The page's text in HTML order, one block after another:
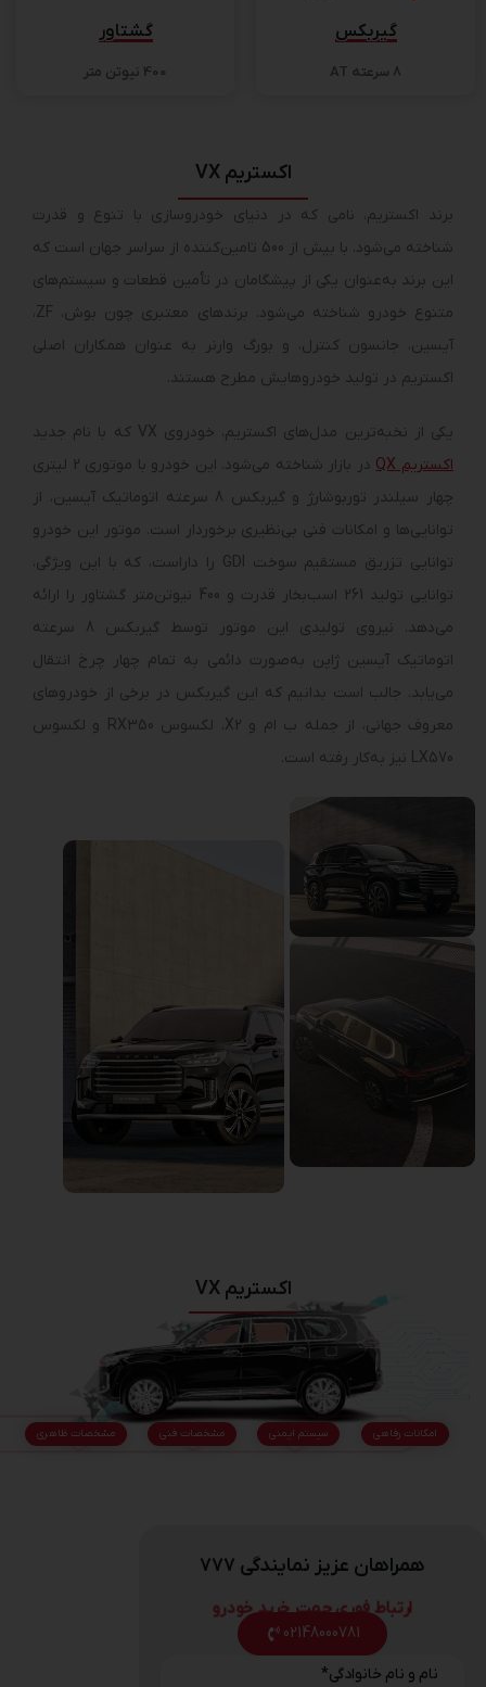
گیربکس
8 سرعته AT
گشتاور
400 نیوتن متر
اکستریم VX
برند اکستریم، نامی که در دنیای خودروسازی با تنوع و قدرت
شناخته می‌شود. با بیش از 500 تامین‌کننده از سراسر جهان است که
این برند به‌عنوان یکی از پیشگامان در تأمین قطعات و سیستم‌های
آیسین، جانسون کنترل، و بورگ وارنر به عنوان همکاران اصلی
اکستریم در تولید خودروهایش مطرح هستند.
یکی از نخبه‌ترین مدل‌های اکستریم، خودروی VX که با نام جدید
اکستریم QX
در بازار شناخته می‌شود. این خودرو با موتوری 2 لیتری
چهار سیلندر توربوشارژ و گیربکس 8 سرعته اتوماتیک آیسین، از
توانایی‌ها و امکانات فنی بی‌نظیری برخوردار است. موتور این خودرو
توانایی تزریق مستقیم سوخت GDI را داراست، که با این ویژگی،
توانایی تولید 261 اسب‌بخار قدرت و 400 نیوتن‌متر گشتاور را ارائه
می‌دهد. نیروی تولیدی این موتور توسط گیربکس 8 سرعته
اتوماتیک آیسین ژاپن به‌صورت دائمی به تمام چهار چرخ انتقال
می‌یابد. جالب است بدانیم که این گیربکس در برخی از خودروهای
معروف جهانی، از جمله ب ام و X2، لکسوس RX350 و لکسوس
LX570 نیز به‌کار رفته است.
اکستریم VX
سیستم ایمنی مشخصات فنی امکانات رفاهی مشخصات ظاهری
همراهان عزیز نمایندگی ۷۷۷
ارتباط فوری جهت خرید خودرو
02148000781
نام و نام خانوادگی*